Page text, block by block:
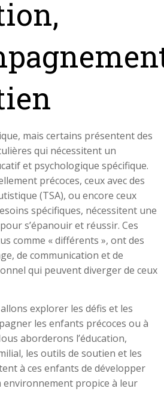
mais certains présentent des
qui nécessitent un
et psychologique spécifique.
précoces, ceux avec des
(TSA), ou encore ceux
spécifiques, nécessitent une
s’épanouir et réussir. Ces
comme « différents », ont des
de communication et de
qui peuvent diverger de ceux
explorer les défis et les
les enfants précoces ou à
aborderons l’éducation,
les outils de soutien et les
à ces enfants de développer
propice à leur